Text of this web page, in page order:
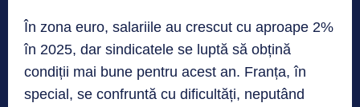
În zona euro, salariile au crescut cu aproape 2%
în 2025, dar sindicatele se luptă să obțină
condiții mai bune pentru acest an. Franța, în
special, se confruntă cu dificultăți, neputând